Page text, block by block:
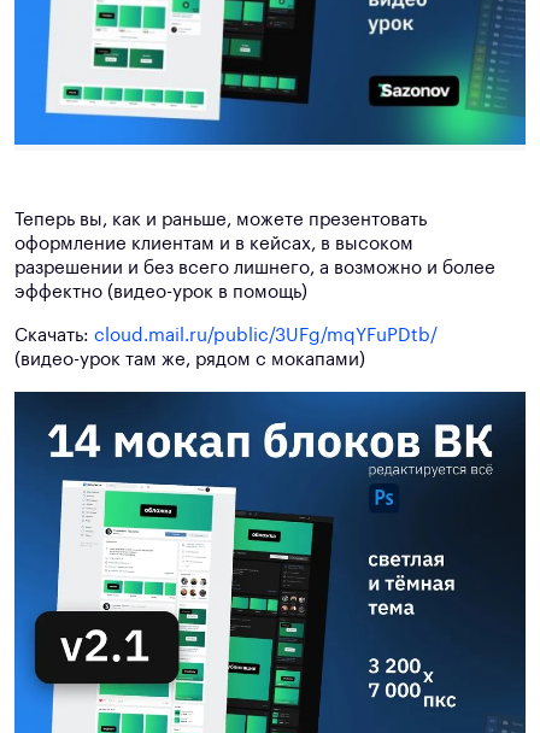
Теперь вы, как и раньше, можете презентовать
оформление клиентам и в кейсах, в высоком
разрешении и без всего лишнего, а возможно и более
эффектно (видео-урок в помощь)
Скачать: cloud.mail.ru/public/3UFg/mqYFuPDtb/
(видео-урок там же, рядом с мокапами)